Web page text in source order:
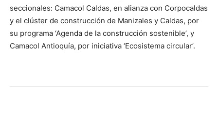
seccionales: Camacol Caldas, en alianza con Corpocaldas
y el clúster de construcción de Manizales y Caldas, por
su programa ‘Agenda de la construcción sostenible’, y
Camacol Antioquía, por iniciativa ‘Ecosistema circular’.